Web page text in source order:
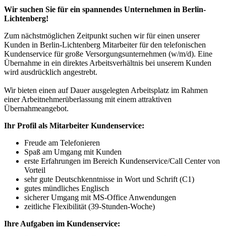
Wir suchen Sie für ein spannendes Unternehmen in Berlin-
Lichtenberg!
Zum nächstmöglichen Zeitpunkt suchen wir für einen unserer
Kunden in Berlin-Lichtenberg Mitarbeiter für den telefonischen
Kundenservice für große Versorgungsunternehmen (w/m/d). Eine
Übernahme in ein direktes Arbeitsverhältnis bei unserem Kunden
wird ausdrücklich angestrebt.
Wir bieten einen auf Dauer ausgelegten Arbeitsplatz im Rahmen
einer Arbeitnehmerüberlassung mit einem attraktiven
Übernahmeangebot.
Ihr Profil als Mitarbeiter Kundenservice:
Freude am Telefonieren
Spaß am Umgang mit Kunden
erste Erfahrungen im Bereich Kundenservice/Call Center von
Vorteil
sehr gute Deutschkenntnisse in Wort und Schrift (C1)
gutes mündliches Englisch
sicherer Umgang mit MS-Office Anwendungen
zeitliche Flexibilität (39-Stunden-Woche)
Ihre Aufgaben im Kundenservice: